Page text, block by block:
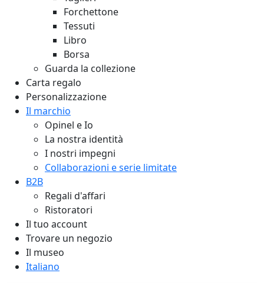
Forchettone
Tessuti
Libro
Borsa
Guarda la collezione
Carta regalo
Personalizzazione
Il marchio
Opinel e Io
La nostra identità
I nostri impegni
Collaborazioni e serie limitate
B2B
Regali d'affari
Ristoratori
Il tuo account
Trovare un negozio
Il museo
Italiano